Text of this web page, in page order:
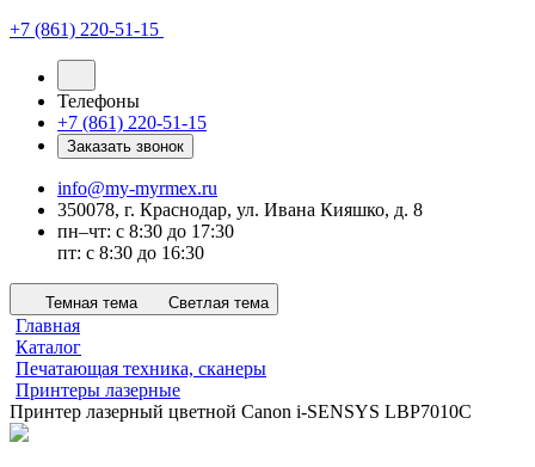
+7 (861) 220-51-15
Телефоны
+7 (861) 220-51-15
Заказать звонок
info@my-myrmex.ru
350078, г. Краснодар, ул. Ивана Кияшко, д. 8
пн–чт: с 8:30 до 17:30
пт: с 8:30 до 16:30
Темная тема Светлая тема
Главная
Каталог
Печатающая техника, сканеры
Принтеры лазерные
Принтер лазерный цветной Canon i-SENSYS LBP7010C